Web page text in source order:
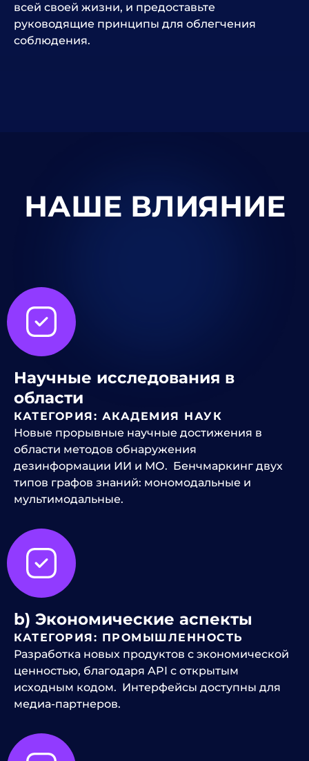
всей своей жизни, и предоставьте
руководящие принципы для облегчения
соблюдения.
НАШЕ ВЛИЯНИЕ
Научные исследования в
области
КАТЕГОРИЯ: АКАДЕМИЯ НАУК
Новые прорывные научные достижения в
области методов обнаружения
дезинформации ИИ и МО. Бенчмаркинг двух
типов графов знаний: мономодальные и
мультимодальные.
b) Экономические аспекты
КАТЕГОРИЯ: ПРОМЫШЛЕННОСТЬ
Разработка новых продуктов с экономической
ценностью, благодаря API с открытым
исходным кодом. Интерфейсы доступны для
медиа-партнеров.